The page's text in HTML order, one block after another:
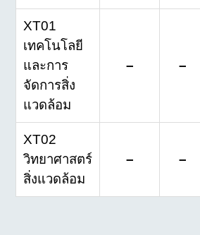
XT01
เทคโนโลยี
และการ
จัดการสิ่ง
แวดล้อม
– –
XT02
วิทยาศาสตร์
สิ่งแวดล้อม
– –